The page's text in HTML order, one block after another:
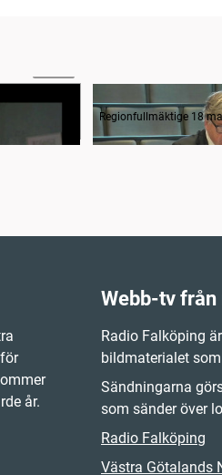
Regionfullmäktige 18
år.
Webb-tv
Radio Falköping
bildmaterialet
Sändningarna
som sänder över
Radio Falköping
Västra Götalands